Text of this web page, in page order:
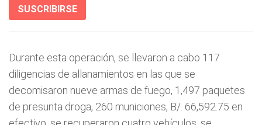
SUSCRIBIRSE
Durante esta operación, se llevaron a cabo 117
diligencias de allanamientos en las que se
decomisaron nueve armas de fuego, 1,497 paquetes
de presunta droga, 260 municiones, B/. 66,592.75 en